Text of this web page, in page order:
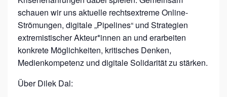
E
R
E
&
O
schauen wir uns aktuelle rechtsextreme Online-
Strömungen, digitale „Pipelines“ und Strategien
extremistischer Akteur*innen an und erarbeiten
konkrete Möglichkeiten, kritisches Denken,
Medienkompetenz und digitale Solidarität zu stärken.
Über Dilek Dal: